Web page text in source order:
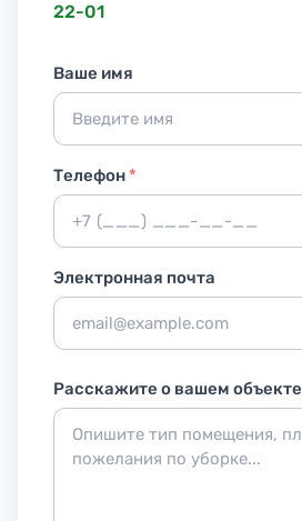
22-01
Ваше имя
Телефон*
Электронная почта
Расскажите о вашем объекте